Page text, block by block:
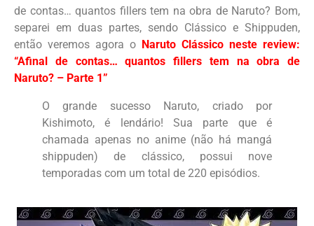
de contas… quantos fillers tem na obra de Naruto? Bom,
separei em duas partes, sendo Clássico e Shippuden,
então veremos agora o Naruto Clássico neste review:
“Afinal de contas… quantos fillers tem na obra de
Naruto? – Parte 1”
O grande sucesso Naruto, criado por
Kishimoto, é lendário! Sua parte que é
chamada apenas no anime (não há mangá
shippuden) de clássico, possui nove
temporadas com um total de 220 episódios.